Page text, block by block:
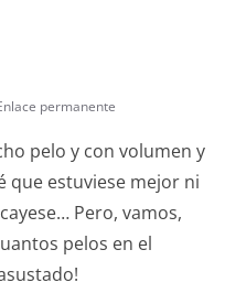
permanente
pelo y con volumen y
que estuviese mejor ni
Pero, vamos,
pelos en el